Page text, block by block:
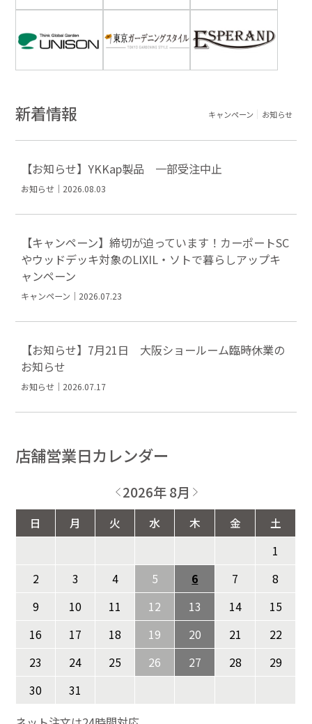
新着情報 キャンペーン お知らせ
【お知らせ】YKKap製品 一部受注中止
お知らせ｜2026.08.03
【キャンペーン】締切が迫っています！カーポートSC
やウッドデッキ対象のLIXIL・ソトで暮らしアップキ
ャンペーン
キャンペーン｜2026.07.23
【お知らせ】7月21日 大阪ショールーム臨時休業の
お知らせ
お知らせ｜2026.07.17
店舗営業日カレンダー
2026年 8月
日 月 火 水 木 金
土
1
2
3 4 5 6 7
8
9
10 11 12 13 14
15
16
17 18 19 20 21
22
23
24 25 26 27 28
29
30
31